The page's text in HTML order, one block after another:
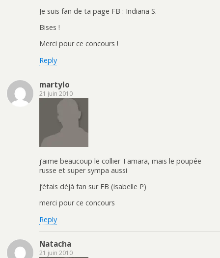
Je suis fan de ta page FB : Indiana S.
Bises !
Merci pour ce concours !
Reply
martylo
21 juin 2010
j’aime beaucoup le collier Tamara, mais le poupée
russe et super sympa aussi
j’étais déjà fan sur FB (isabelle P)
merci pour ce concours
Reply
Natacha
21 juin 2010